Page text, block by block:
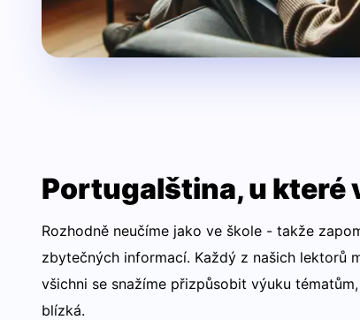
Portugalština, u které
Rozhodně neučíme jako ve škole - takže
zbytečných informací. Každý z našich lektorů
všichni se snažíme přizpůsobit výuku
blízká.